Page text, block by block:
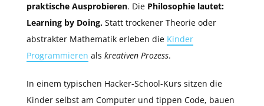
praktische Ausprobieren. Die Philosophie lautet:
Learning by Doing. Statt trockener Theorie oder
abstrakter Mathematik erleben die Kinder
Programmieren als kreativen Prozess.
In einem typischen Hacker-School-Kurs sitzen die
Kinder selbst am Computer und tippen Code, bauen